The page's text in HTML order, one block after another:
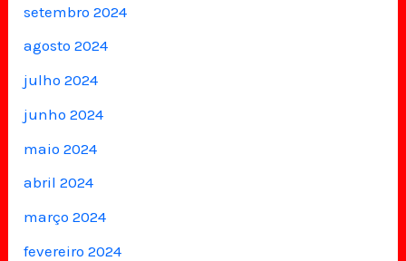
setembro 2024
agosto 2024
julho 2024
junho 2024
maio 2024
abril 2024
março 2024
fevereiro 2024